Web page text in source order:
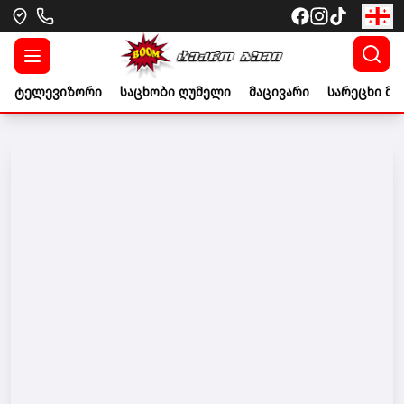
ტელევიზორი საცხობი ღუმელი მაცივარი სარეცხი